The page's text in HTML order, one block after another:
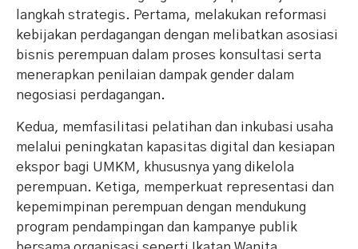
langkah strategis. Pertama, melakukan reformasi
kebijakan perdagangan dengan melibatkan asosiasi
bisnis perempuan dalam proses konsultasi serta
menerapkan penilaian dampak gender dalam
negosiasi perdagangan.
Kedua, memfasilitasi pelatihan dan inkubasi usaha
melalui peningkatan kapasitas digital dan kesiapan
ekspor bagi UMKM, khususnya yang dikelola
perempuan. Ketiga, memperkuat representasi dan
kepemimpinan perempuan dengan mendukung
program pendampingan dan kampanye publik